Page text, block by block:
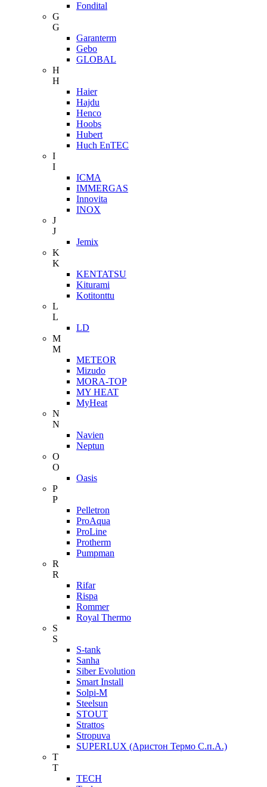
Fondital
G
G
Garanterm
Gebo
GLOBAL
H
H
Haier
Hajdu
Henco
Hoobs
Hubert
Huch EnTEC
I
I
ICMA
IMMERGAS
Innovita
INOX
J
J
Jemix
K
K
KENTATSU
Kiturami
Kotitonttu
L
L
LD
M
M
METEOR
Mizudo
MORA-TOP
MY HEAT
MyHeat
N
N
Navien
Neptun
O
O
Oasis
P
P
Pelletron
ProAqua
ProLine
Protherm
Pumpman
R
R
Rifar
Rispa
Rommer
Royal Thermo
S
S
S-tank
Sanha
Siber Evolution
Smart Install
Solpi-M
Steelsun
STOUT
Strattos
Stropuva
SUPERLUX (Аристон Термо С.п.А.)
T
T
TECH